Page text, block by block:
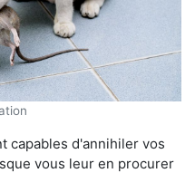
capables d'annihiler vos
vous leur en procurer